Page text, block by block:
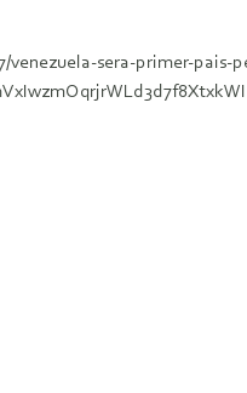
sera-primer-pais-